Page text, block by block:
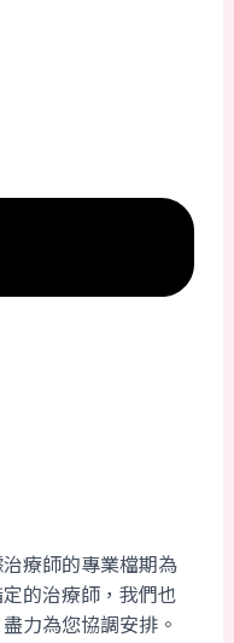
療師的專業檔期為
的治療師，我們也
力為您協調安排。